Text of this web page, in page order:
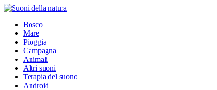
Bosco
Mare
Pioggia
Campagna
Animali
Altri suoni
Terapia del suono
Android